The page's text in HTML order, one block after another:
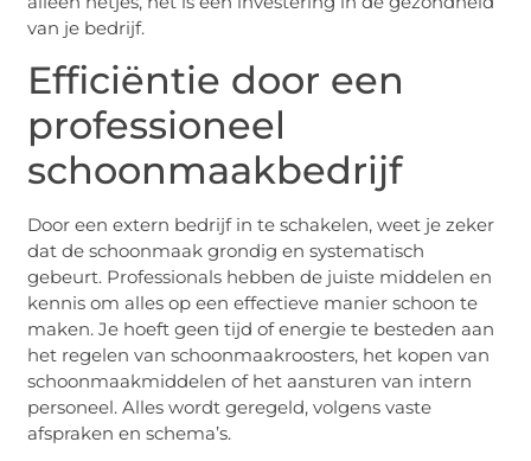
van je bedrijf.
Efficiëntie door een
professioneel
schoonmaakbedrijf
Door een extern bedrijf in te schakelen, weet je zeker
dat de schoonmaak grondig en systematisch
gebeurt. Professionals hebben de juiste middelen en
kennis om alles op een effectieve manier schoon te
maken. Je hoeft geen tijd of energie te besteden aan
het regelen van schoonmaakroosters, het kopen van
schoonmaakmiddelen of het aansturen van intern
personeel. Alles wordt geregeld, volgens vaste
afspraken en schema’s.